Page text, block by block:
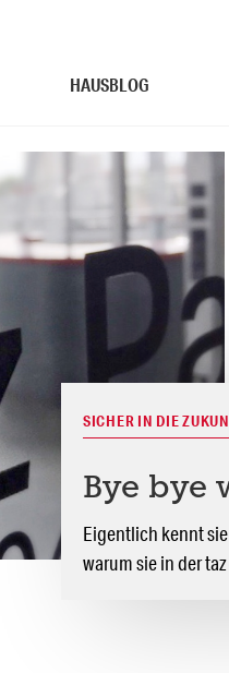
HAUSBLOG
SICHER IN DIE
Bye bye
Eigentlich kennt
warum sie in der